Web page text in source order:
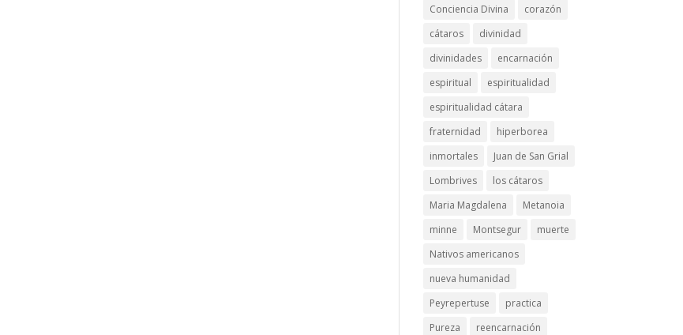
Conciencia Divina
corazón
cátaros
divinidad
divinidades
encarnación
espiritual
espiritualidad
espiritualidad cátara
fraternidad
hiperborea
inmortales
Juan de San Grial
Lombrives
los cátaros
Maria Magdalena
Metanoia
minne
Montsegur
muerte
Nativos americanos
nueva humanidad
Peyrepertuse
practica
Pureza
reencarnación